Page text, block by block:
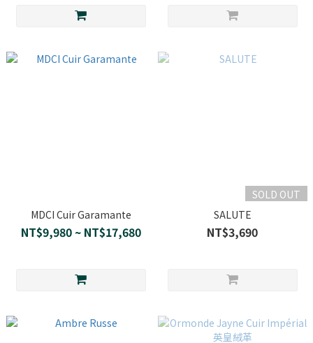
MDCI Cuir Garamante
NT$9,980 ~ NT$17,680
SOLD OUT
SALUTE
NT$3,690